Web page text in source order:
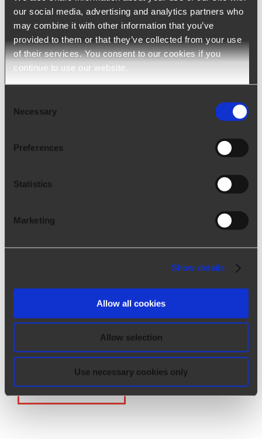
our social media, advertising and analytics partners who
may combine it with other information that you’ve
provided to them or that they’ve collected from your use
of their services. You consent to our cookies if you
continue to use our website.
Selection
Necessary
Preferences
Statistics
Marketing
Show details
Allow all cookies
Allow selection
Use necessary cookies only
Software
Talentum es una solución end-to-end completa e
intuitiva que permite al departamento de RR.HH.
largo del ciclo de vida del empleado (desde las
primeras actividades de busqueda y selección,
hasta la incorporación de candidatos seleccionados)
.
SABER MÁS